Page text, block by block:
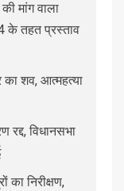
मांग वाला
के तहत प्रस्ताव
का शव, आत्महत्या
विधानसभा
का निरीक्षण,